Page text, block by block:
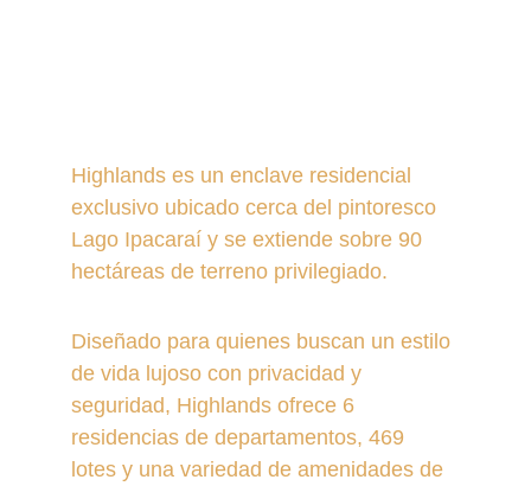
Highlands es un enclave residencial
exclusivo ubicado cerca del pintoresco
Lago Ipacaraí y se extiende sobre 90
hectáreas de terreno privilegiado.
Diseñado para quienes buscan un estilo
de vida lujoso con privacidad y
seguridad, Highlands ofrece 6
residencias de departamentos, 469
lotes y una variedad de amenidades de